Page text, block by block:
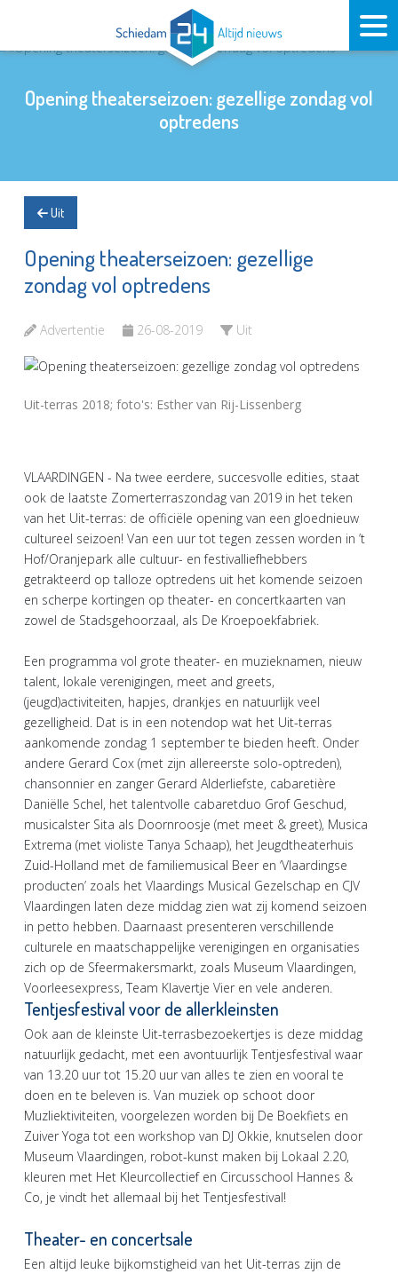
Opening theaterseizoen: gezellige zondag vol
optredens
Uit
Opening theaterseizoen: gezellige
zondag vol optredens
Advertentie 26-08-2019 Uit
Uit-terras 2018; foto's: Esther van Rij-Lissenberg
VLAARDINGEN - Na twee eerdere, succesvolle edities, staat
ook de laatste Zomerterraszondag van 2019 in het teken
van het Uit-terras: de officiële opening van een gloednieuw
cultureel seizoen! Van een uur tot tegen zessen worden in ’t
Hof/Oranjepark alle cultuur- en festivalliefhebbers
getrakteerd op talloze optredens uit het komende seizoen
en scherpe kortingen op theater- en concertkaarten van
zowel de Stadsgehoorzaal, als De Kroepoekfabriek.
Een programma vol grote theater- en muzieknamen, nieuw
talent, lokale verenigingen, meet and greets,
(jeugd)activiteiten, hapjes, drankjes en natuurlijk veel
gezelligheid. Dat is in een notendop wat het Uit-terras
aankomende zondag 1 september te bieden heeft. Onder
andere Gerard Cox (met zijn allereerste solo-optreden),
chansonnier en zanger Gerard Alderliefste, cabaretière
Daniëlle Schel, het talentvolle cabaretduo Grof Geschud,
musicalster Sita als Doornroosje (met meet & greet), Musica
Extrema (met violiste Tanya Schaap), het Jeugdtheaterhuis
Zuid-Holland met de familiemusical Beer en ‘Vlaardingse
producten’ zoals het Vlaardings Musical Gezelschap en CJV
Vlaardingen laten deze middag zien wat zij komend seizoen
in petto hebben. Daarnaast presenteren verschillende
culturele en maatschappelijke verenigingen en organisaties
zich op de Sfeermakersmarkt, zoals Museum Vlaardingen,
Voorleesexpress, Team Klavertje Vier en vele anderen.
Tentjesfestival voor de allerkleinsten
Ook aan de kleinste Uit-terrasbezoekertjes is deze middag
natuurlijk gedacht, met een avontuurlijk Tentjesfestival waar
van 13.20 uur tot 15.20 uur van alles te zien en vooral te
doen en te beleven is. Van muziek op schoot door
Muzliektiviteiten, voorgelezen worden bij De Boekfiets en
Zuiver Yoga tot een workshop van DJ Okkie, knutselen door
Museum Vlaardingen, robot-kunst maken bij Lokaal 2.20,
kleuren met Het Kleurcollectief en Circusschool Hannes &
Co, je vindt het allemaal bij het Tentjesfestival!
Theater- en concertsale
Een altijd leuke bijkomstigheid van het Uit-terras zijn de